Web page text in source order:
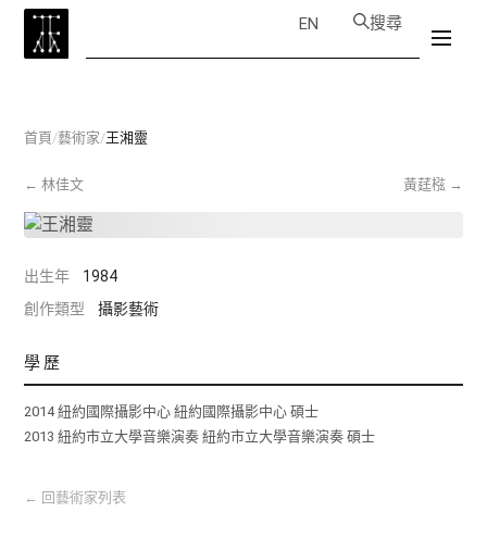
EN 搜尋
首頁/藝術家/王湘靈
←林佳文 黃莛㭹→
出生年
1984
創作類型
攝影藝術
學歷
2014 紐約國際攝影中心 紐約國際攝影中心 碩士
2013 紐約市立大學音樂演奏 紐約市立大學音樂演奏 碩士
← 回藝術家列表